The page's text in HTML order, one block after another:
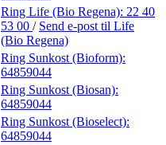
Ring Life (Bio Regena): 22 40
53 00 / Send e-post til Life
(Bio Regena)
Ring Sunkost (Bioform):
64859044
Ring Sunkost (Biosan):
64859044
Ring Sunkost (Bioselect):
64859044